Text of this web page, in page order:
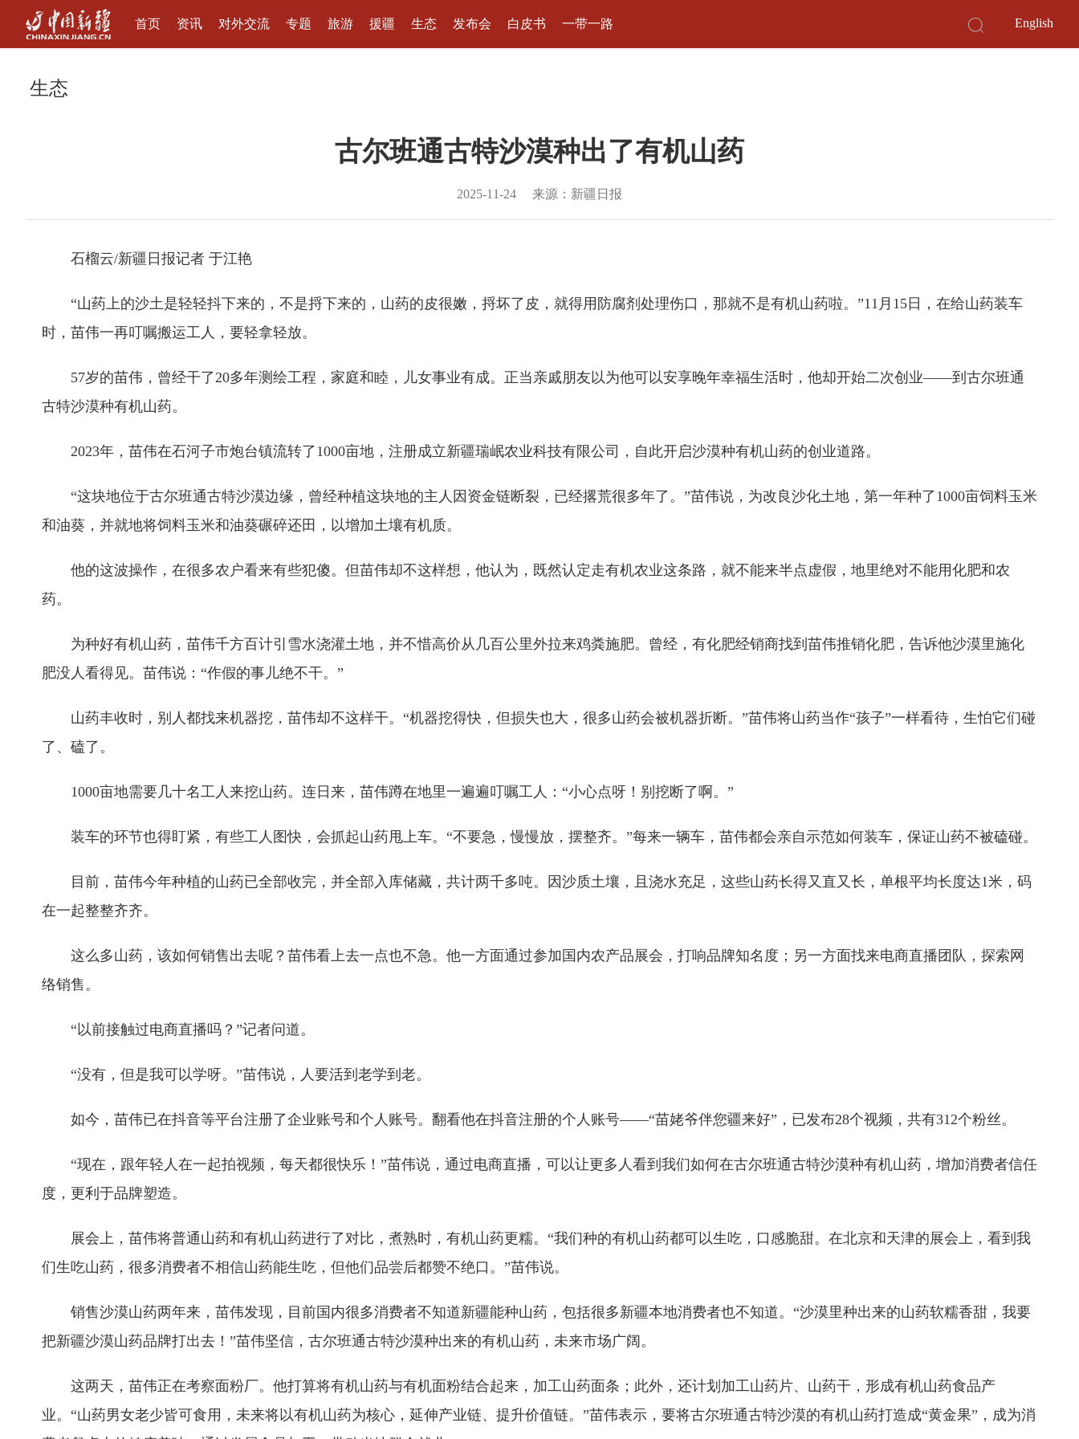
首页 资讯 对外交流 专题 旅游 援疆 生态 发布会 白皮书 一带一路 English
生态
古尔班通古特沙漠种出了有机山药
2025-11-24 来源：新疆日报
石榴云/新疆日报记者 于江艳
“山药上的沙土是轻轻抖下来的，不是捋下来的，山药的皮很嫩，捋坏了皮，就得用防腐剂处理伤口，那就不是有机山药啦。”11月15日，在给山药装车
时，苗伟一再叮嘱搬运工人，要轻拿轻放。
57岁的苗伟，曾经干了20多年测绘工程，家庭和睦，儿女事业有成。正当亲戚朋友以为他可以安享晚年幸福生活时，他却开始二次创业——到古尔班通
古特沙漠种有机山药。
2023年，苗伟在石河子市炮台镇流转了1000亩地，注册成立新疆瑞岷农业科技有限公司，自此开启沙漠种有机山药的创业道路。
“这块地位于古尔班通古特沙漠边缘，曾经种植这块地的主人因资金链断裂，已经撂荒很多年了。”苗伟说，为改良沙化土地，第一年种了1000亩饲料玉米
和油葵，并就地将饲料玉米和油葵碾碎还田，以增加土壤有机质。
他的这波操作，在很多农户看来有些犯傻。但苗伟却不这样想，他认为，既然认定走有机农业这条路，就不能来半点虚假，地里绝对不能用化肥和农
药。
为种好有机山药，苗伟千方百计引雪水浇灌土地，并不惜高价从几百公里外拉来鸡粪施肥。曾经，有化肥经销商找到苗伟推销化肥，告诉他沙漠里施化
肥没人看得见。苗伟说：“作假的事儿绝不干。”
山药丰收时，别人都找来机器挖，苗伟却不这样干。“机器挖得快，但损失也大，很多山药会被机器折断。”苗伟将山药当作“孩子”一样看待，生怕它们碰
了、磕了。
1000亩地需要几十名工人来挖山药。连日来，苗伟蹲在地里一遍遍叮嘱工人：“小心点呀！别挖断了啊。”
装车的环节也得盯紧，有些工人图快，会抓起山药甩上车。“不要急，慢慢放，摆整齐。”每来一辆车，苗伟都会亲自示范如何装车，保证山药不被磕碰。
目前，苗伟今年种植的山药已全部收完，并全部入库储藏，共计两千多吨。因沙质土壤，且浇水充足，这些山药长得又直又长，单根平均长度达1米，码
在一起整整齐齐。
这么多山药，该如何销售出去呢？苗伟看上去一点也不急。他一方面通过参加国内农产品展会，打响品牌知名度；另一方面找来电商直播团队，探索网
络销售。
“以前接触过电商直播吗？”记者问道。
“没有，但是我可以学呀。”苗伟说，人要活到老学到老。
如今，苗伟已在抖音等平台注册了企业账号和个人账号。翻看他在抖音注册的个人账号——“苗姥爷伴您疆来好”，已发布28个视频，共有312个粉丝。
“现在，跟年轻人在一起拍视频，每天都很快乐！”苗伟说，通过电商直播，可以让更多人看到我们如何在古尔班通古特沙漠种有机山药，增加消费者信任
度，更利于品牌塑造。
展会上，苗伟将普通山药和有机山药进行了对比，煮熟时，有机山药更糯。“我们种的有机山药都可以生吃，口感脆甜。在北京和天津的展会上，看到我
们生吃山药，很多消费者不相信山药能生吃，但他们品尝后都赞不绝口。”苗伟说。
销售沙漠山药两年来，苗伟发现，目前国内很多消费者不知道新疆能种山药，包括很多新疆本地消费者也不知道。“沙漠里种出来的山药软糯香甜，我要
把新疆沙漠山药品牌打出去！”苗伟坚信，古尔班通古特沙漠种出来的有机山药，未来市场广阔。
这两天，苗伟正在考察面粉厂。他打算将有机山药与有机面粉结合起来，加工山药面条；此外，还计划加工山药片、山药干，形成有机山药食品产
业。“山药男女老少皆可食用，未来将以有机山药为核心，延伸产业链、提升价值链。”苗伟表示，要将古尔班通古特沙漠的有机山药打造成“黄金果”，成为消